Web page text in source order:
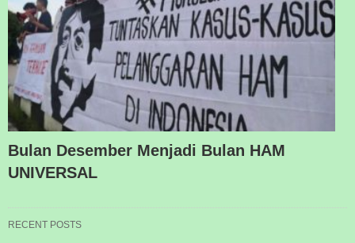
Bulan Desember Menjadi Bulan HAM
UNIVERSAL
RECENT POSTS